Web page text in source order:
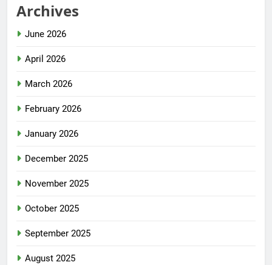
Archives
June 2026
April 2026
March 2026
February 2026
January 2026
December 2025
November 2025
October 2025
September 2025
August 2025